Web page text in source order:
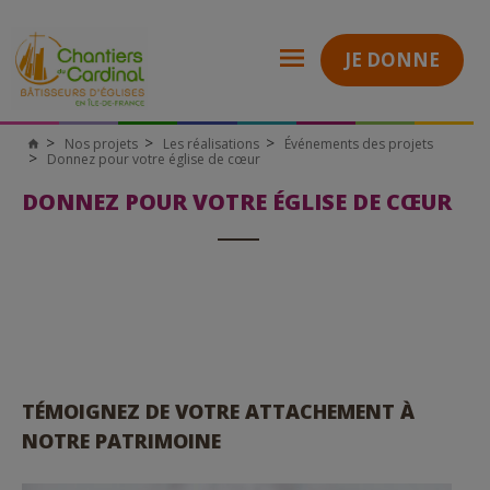
JE DONNE
Nos projets Les réalisations
Événements des projets
Donnez pour votre église de cœur
DONNEZ POUR VOTRE ÉGLISE DE CŒUR
TÉMOIGNEZ DE VOTRE ATTACHEMENT À
NOTRE PATRIMOINE